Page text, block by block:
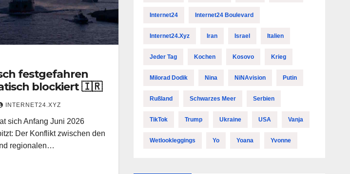
festgefahren
blockiert 🇮🇷
INTERNET24.XYZ
sich Anfang Juni 2026
Der Konflikt zwischen den
regionalen…
Internet24 Internet24 Boulevard
Internet24.xyz Iran Israel Italien
Jeder Tag Kochen Kosovo Krieg
Milorad Dodik Nina NiNAvision Putin
Rußland Schwarzes Meer Serbien
TikTok Trump Ukraine USA Vanja
Wetlookleggings Yo Yoana Yvonne